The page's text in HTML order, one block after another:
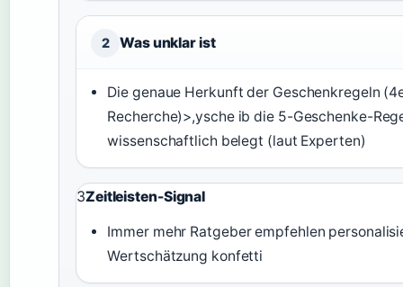
2 Was unklar ist
Die genaue Herkunft der Geschenkregeln
Recherche)>,ysche ib die 5-Geschenke-
wissenschaftlich belegt (laut Experten)
3Zeitleisten-Signal
Immer mehr Ratgeber empfehlen
Wertschätzung konfetti